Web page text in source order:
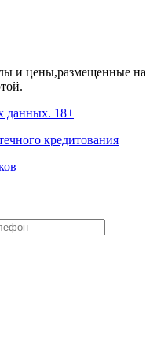
и цены,размещенные на
данных. 18+
кредитования